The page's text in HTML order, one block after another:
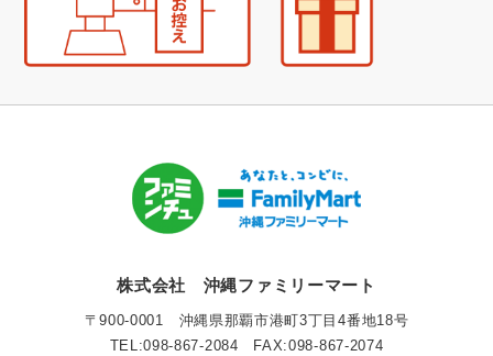
株式会社 沖縄ファミリーマート
〒900-0001 沖縄県那覇市港町3丁目4番地18号
TEL:098-867-2084 FAX:098-867-2074